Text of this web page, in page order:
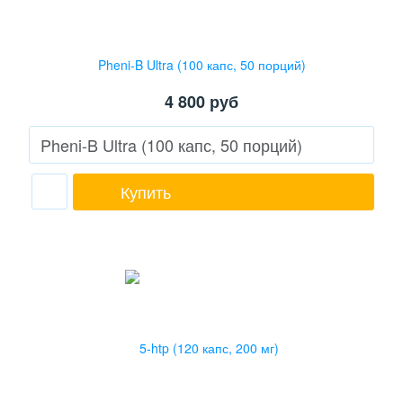
Pheni-B Ultra (100 капс, 50 порций)
4 800 руб
Купить